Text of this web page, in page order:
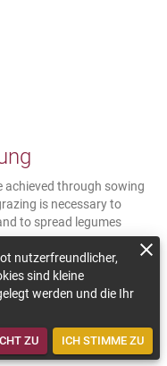
achieved through sowing
is necessary to
to spread legumes
of water filter and
the nitrogen
investement.
nutzerfreundlicher,
sind kleine
werden und die Ihr
ZU ICH STIMME ZU